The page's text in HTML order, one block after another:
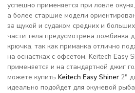
успешно применяется при ловле
а более старшие модели
за щукой и судаком средних и
части тела предусмотрена ложбинка
крючка, так как приманка отлично
на оснастках с офсетом. Keitech Easy
применяется и на стандартной джиг
можете купить Keitech Easy Shiner 2"
идеально подойдет для окуневой